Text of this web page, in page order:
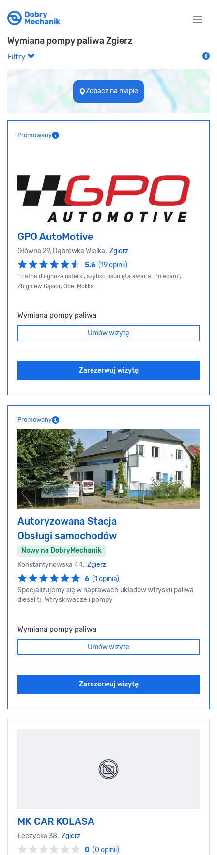
Toggle
Wymiana pompy paliwa Zgierz
Filtry
Zobacz na mapie
Promowany
GPO AutoMotive
Główna 29, Dąbrówka Wielka, Zgierz
5.6 (19 opinii)
"Trafna diagnoza usterki, szybko usunięta awaria. Polecam",
Zbigniew Gąsior, Opel Mokka
Wymiana pompy paliwa
Umów wizytę
Zarezerwuj wizytę
Promowany
Autoryzowana Stacja
Obsługi samochodów
Nowy na DobryMechanik
Konstantynowska 44, Zgierz
6 (1 opinia)
Specjalizujemy się w naprawach układów wtrysku paliwa
diesel tj. Wtryskiwacze i pompy
Wymiana pompy paliwa
Umów wizytę
Zarezerwuj wizytę
MK CAR KOLASA
Łęczycka 38, Zgierz
0 (0 opinii)